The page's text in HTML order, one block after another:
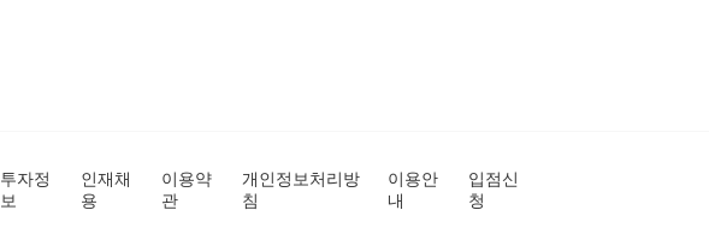
투자정
보
인재채
용
이용약
관
개인정보처리방
침
이용안
내
입점신
청